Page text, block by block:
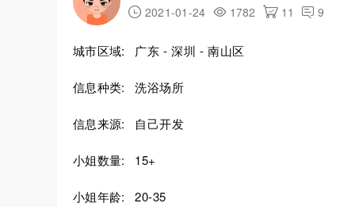
2021-01-24 1782 11 9
城市区域: 广东 - 深圳 - 南山区
信息种类: 洗浴场所
信息来源: 自己开发
小姐数量: 15+
小姐年龄: 20-35